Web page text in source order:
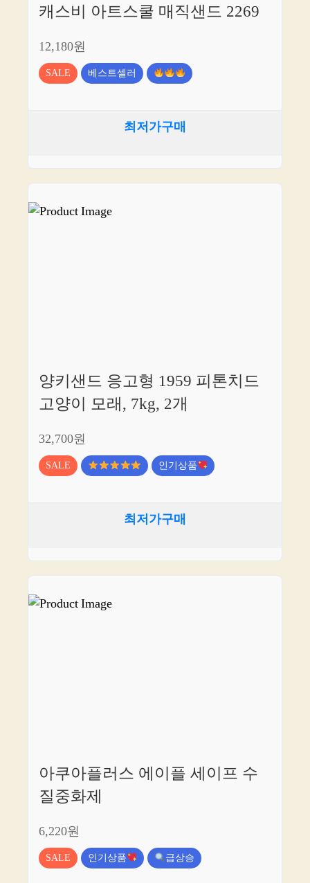
캐스비 아트스쿨 매직샌드 2269
12,180원
SALE 베스트셀러
최저가구매
양키샌드 응고형 1959 피톤치드
고양이 모래, 7kg, 2개
32,700원
SALE 인기상품
최저가구매
아쿠아플러스 에이플 세이프 수
질중화제
6,220원
SALE 인기상품 급상승